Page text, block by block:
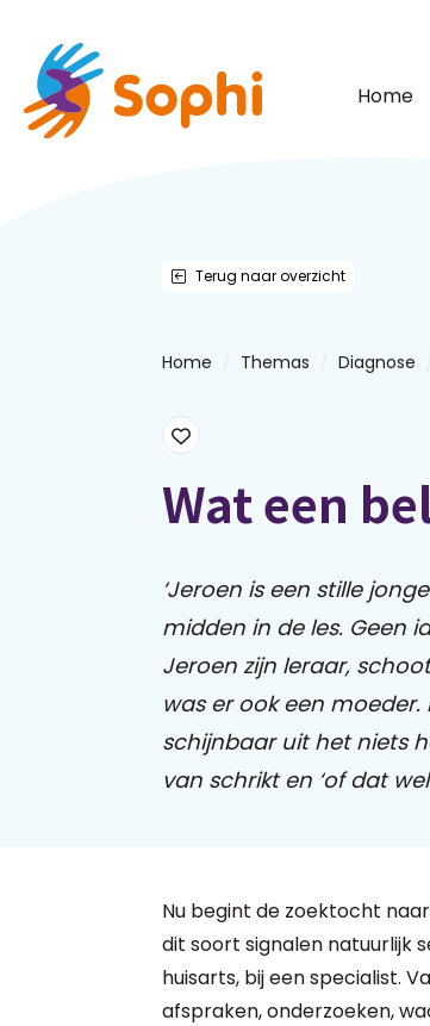
Home
Terug naar overzicht
Home Themas Diagnose
Wat een
‘Jeroen is een stille
midden in de les. Geen
Jeroen zijn leraar,
was er ook een
schijnbaar uit het niets
van schrikt en ‘of dat
Nu begint de zoektocht
dit soort signalen natuurlijk
huisarts, bij een specialist.
afspraken, onderzoeken,